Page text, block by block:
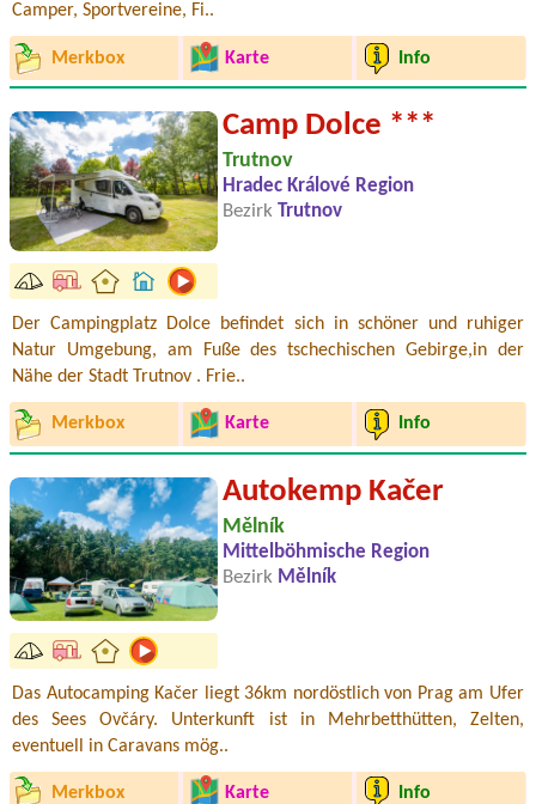
Camper, Sportvereine, Fi..
Merkbox Karte Info
Camp Dolce ***
Trutnov
Hradec Králové Region
Bezirk
Trutnov
Der Campingplatz Dolce befindet sich in schöner und ruhiger
Natur Umgebung, am Fuße des tschechischen Gebirge,in der
Nähe der Stadt Trutnov . Frie..
Merkbox Karte Info
Autokemp Kačer
Mělník
Mittelböhmische Region
Bezirk Mělník
Das Autocamping Kačer liegt 36km nordöstlich von Prag am Ufer
des Sees Ovčáry. Unterkunft ist in Mehrbetthütten, Zelten,
eventuell in Caravans mög..
Merkbox Karte Info